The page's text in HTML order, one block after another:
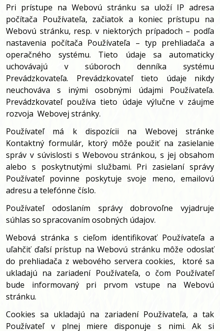
Pri prístupe na Webovú stránku sa uloží IP adresa
počítača Používateľa, začiatok a koniec prístupu na
Webovú stránku, resp. v niektorých prípadoch – podľa
nastavenia počítača Používateľa – typ prehliadača a
operačného systému. Tieto údaje sa automaticky
uchovávajú v súboroch denníka systému
Prevádzkovateľa. Prevádzkovateľ tieto údaje nikdy
neuchováva s inými osobnými údajmi Používateľa.
Prevádzkovateľ používa tieto údaje výlučne v záujme
rozvoja Webovej stránky.
Používateľ má k dispozícii na Webovej stránke
Kontaktný formulár, ktorý môže použiť na zasielanie
správ v súvislosti s Webovou stránkou, s jej obsahom
alebo s poskytnutými službami. Pri zasielaní správy
Používateľ povinne poskytuje svoje meno, emailovú
adresu a telefónne číslo.
Používateľ odoslaním správy dobrovoľne vyjadruje
súhlas so spracovaním osobných údajov.
Webová stránka s cieľom identifikovať Používateľa a
uľahčiť ďaľsí prístup na Webovú stránku môže odoslať
do prehliadača z webového servera cookies, ktoré sa
ukladajú na zariadení Používateľa, o čom Používateľ
bude informovaný pri prvom vstupe na Webovú
stránku.
Cookies sa ukladajú na zariadení Používateľa, a tak
Používateľ v plnej miere disponuje s nimi. Ak si